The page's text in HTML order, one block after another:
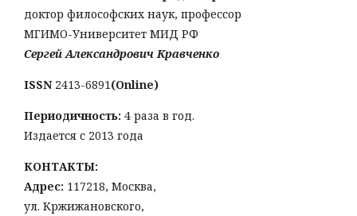
доктор философских наук, профессор
МГИМО-Университет МИД РФ
Сергей Александрович Кравченко
ISSN 2413-6891(Online)
Периодичность: 4 раза в год.
Издается с 2013 года
КОНТАКТЫ:
Адрес: 117218, Москва,
ул. Кржижановского,